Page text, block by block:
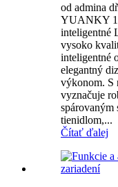
od admina
YUANKY
inteligentné
vysoko
inteligentné
elegantný
výkonom. S
vyznačuje
tienidlom,...
Čítať ďalej